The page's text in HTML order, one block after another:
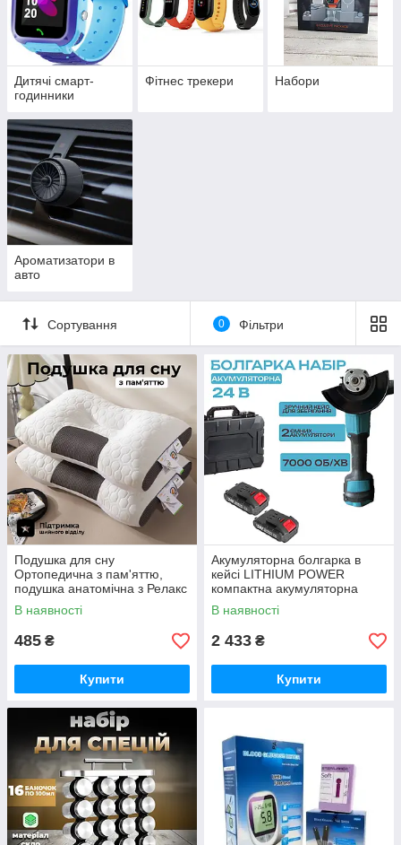
Дитячі смарт-
годинники
Фітнес трекери Набори
Ароматизатори в
авто
Сортування 0 Фільтри
Подушка для сну
Ортопедична з пам'яттю,
подушка анатомічна з Релакс
ефектом 48х74см
В наявності
485 ₴
Купити
Акумуляторна болгарка в
кейсі LITHIUM POWER
компактна акумуляторна
болгарка, 2 акумулятори 24V
В наявності
2 433 ₴
Купити